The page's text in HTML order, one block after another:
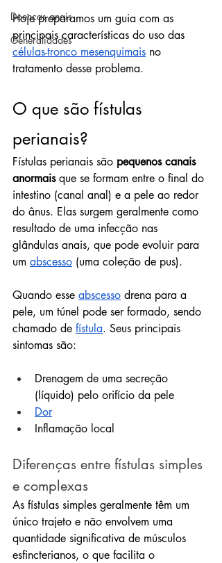
Doenças anais
Generalidades
Hoje preparamos um guia com as
principais características do uso das
células-tronco mesenquimais no
tratamento desse problema.
O que são fístulas
perianais?
Fístulas perianais são pequenos canais
anormais que se formam entre o final do
intestino (canal anal) e a pele ao redor
do ânus. Elas surgem geralmente como
resultado de uma infecção nas
glândulas anais, que pode evoluir para
um abscesso (uma coleção de pus).
Quando esse abscesso drena para a
pele, um túnel pode ser formado, sendo
chamado de fístula. Seus principais
sintomas são:
Drenagem de uma secreção
(líquido) pelo orifício da pele
Dor
Inflamação local
Diferenças entre fístulas simples
e complexas
As fístulas simples geralmente têm um
único trajeto e não envolvem uma
quantidade significativa de músculos
esfincterianos, o que facilita o